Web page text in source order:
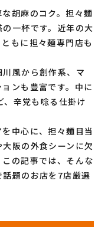
胡麻のコク。担々麺
一杯です。近年の大
もに担々麺専門店も
風から創作系、マ
ンも豊富です。中に
、辛党も唸る仕掛け
中心に、担々麺目当
阪の外食シーンに欠
の記事では、そんな
題のお店を7店厳選